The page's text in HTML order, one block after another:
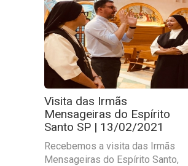
Visita das Irmãs
Mensageiras do Espírito
Santo SP | 13/02/2021
Recebemos a visita das Irmãs
Mensageiras do Espírito Santo,